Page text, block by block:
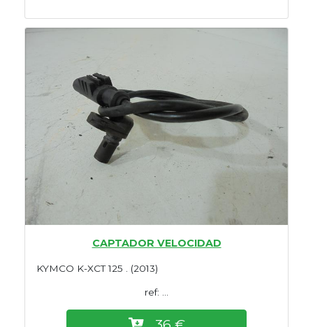
CAPTADOR VELOCIDAD
KYMCO K-XCT 125 . (2013)
ref: ...